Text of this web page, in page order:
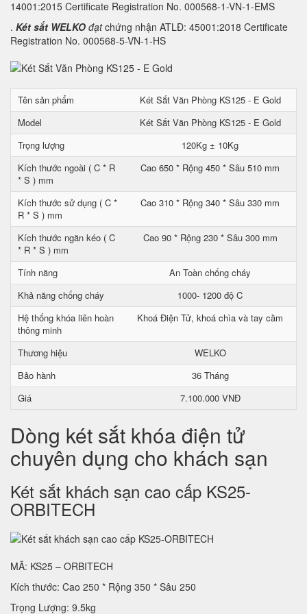
14001:2015 Certificate Registration No. 000568-1-VN-1-EMS
. Két sắt WELKO đạtchứng nhận ATLĐ: 45001:2018 Certificate
Registration No. 000568-5-VN-1-HS
Tên sản phẩm
Két Sắt Văn Phòng KS125 - E Gold
Model
Két Sắt Văn Phòng KS125 - E Gold
Trọng lượng
120Kg ± 10Kg
Kích thước ngoài ( C * R
* S ) mm
Cao 650 * Rộng 450 * Sâu 510 mm
Kích thước sử dụng ( C *
R * S ) mm
Cao 310 * Rộng 340 * Sâu 330 mm
Kích thước ngăn kéo ( C
* R * S ) mm
Cao 90 * Rộng 230 * Sâu 300 mm
Tính năng
An Toàn chống cháy
Khả năng chống cháy
1000- 1200 độ C
Hệ thống khóa liên hoàn
thông minh
Khoá Điện Tử, khoá chìa và tay cầm
Thương hiệu
WELKO
Bảo hành
36 Tháng
Giá
7.100.000 VNĐ
Dòng két sắt khóa điện tử
chuyên dụng cho khách sạn
Két sắt khách sạn cao cấp KS25-
ORBITECH
MÃ: KS25 – ORBITECH
Kích thước: Cao 250 * Rộng 350 * Sâu 250
Trọng Lượng: 9.5kg